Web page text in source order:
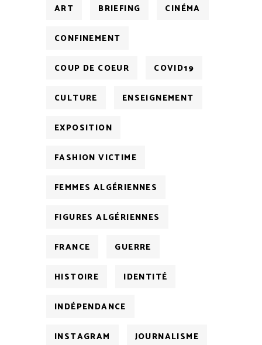
ART BRIEFING CINÉMA
CONFINEMENT
COUP DE COEUR COVID19
CULTURE ENSEIGNEMENT
EXPOSITION
FASHION VICTIME
FEMMES ALGÉRIENNES
FIGURES ALGÉRIENNES
FRANCE GUERRE
HISTOIRE IDENTITÉ
INDÉPENDANCE
INSTAGRAM JOURNALISME